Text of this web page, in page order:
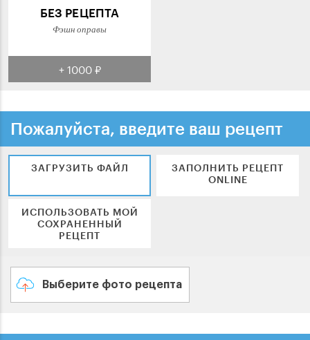
БЕЗ РЕЦЕПТА
Фэшн оправы
+ 1000 ₽
Пожалуйста, введите ваш рецепт
ЗАГРУЗИТЬ ФАЙЛ
ЗАПОЛНИТЬ РЕЦЕПТ
ONLINE
ИСПОЛЬЗОВАТЬ МОЙ
СОХРАНЕННЫЙ
РЕЦЕПТ
Выберите фото рецепта